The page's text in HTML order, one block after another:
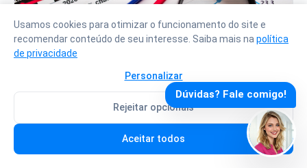
CUB de julho de 2026 em Santa Catarina:
residencial, comercial e o que o índice significa
O CUB Residencial Médio de Santa Catarina chegou a R$
3.121,62 por metro quadrado em julho de 2026, alta de 0,82% no
Usamos cookies para otimizar o funcionamento do site e
recomendar conteúdo de seu interesse. Saiba mais na política
de privacidade
Personalizar
Rejeitar opcionais
Aceitar todos
Dúvidas? Fale comigo!